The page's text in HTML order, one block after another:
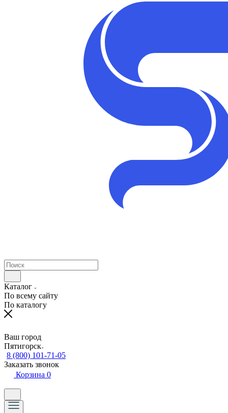
Каталог
По всему сайту
По каталогу
Ваш город
Пятигорск
8 (800) 101-71-05
Заказать звонок
Корзина 0